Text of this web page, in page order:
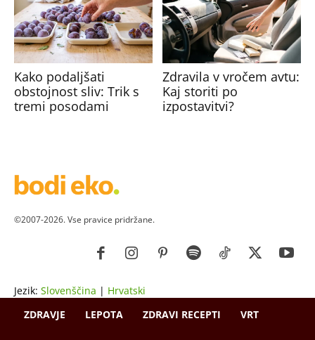
Kako podaljšati
obstojnost sliv: Trik s
tremi posodami
Zdravila v vročem avtu:
Kaj storiti po
izpostavitvi?
©2007-2026. Vse pravice pridržane.
Jezik: Slovenščina | Hrvatski
ZDRAVJE
LEPOTA ZDRAVI RECEPTI VRT